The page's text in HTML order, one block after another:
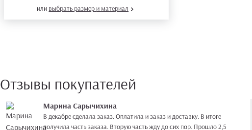
или выбрать размер и материал
Отзывы покупателей
Марина Сарычихина
В декабре сделала заказ. Оплатила и заказ и доставку. В итоге
получила часть заказа. Вторую часть жду до сих пор. Прошло 2,5